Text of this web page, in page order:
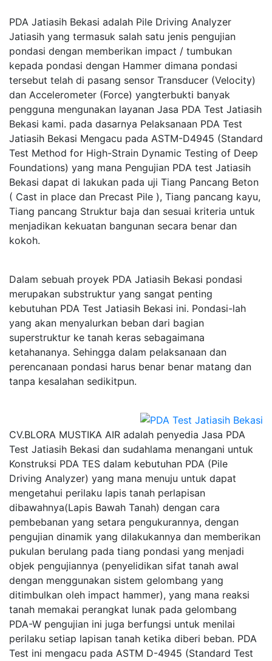
PDA Jatiasih Bekasi adalah Pile Driving Analyzer
Jatiasih yang termasuk salah satu jenis pengujian
pondasi dengan memberikan impact / tumbukan
kepada pondasi dengan Hammer dimana pondasi
tersebut telah di pasang sensor Transducer (Velocity)
dan Accelerometer (Force) yangterbukti banyak
pengguna mengunakan layanan Jasa PDA Test Jatiasih
Bekasi kami. pada dasarnya Pelaksanaan PDA Test
Jatiasih Bekasi Mengacu pada ASTM-D4945 (Standard
Test Method for High-Strain Dynamic Testing of Deep
Foundations) yang mana Pengujian PDA test Jatiasih
Bekasi dapat di lakukan pada uji Tiang Pancang Beton
( Cast in place dan Precast Pile ), Tiang pancang kayu,
Tiang pancang Struktur baja dan sesuai kriteria untuk
menjadikan kekuatan bangunan secara benar dan
kokoh.
Dalam sebuah proyek PDA Jatiasih Bekasi pondasi
merupakan substruktur yang sangat penting
kebutuhan PDA Test Jatiasih Bekasi ini. Pondasi-lah
yang akan menyalurkan beban dari bagian
superstruktur ke tanah keras sebagaimana
ketahananya. Sehingga dalam pelaksanaan dan
perencanaan pondasi harus benar benar matang dan
tanpa kesalahan sedikitpun.
CV.BLORA MUSTIKA AIR adalah penyedia Jasa PDA
Test Jatiasih Bekasi dan sudahlama menangani untuk
Konstruksi PDA TES dalam kebutuhan PDA (Pile
Driving Analyzer) yang mana menuju untuk dapat
mengetahui perilaku lapis tanah perlapisan
dibawahnya(Lapis Bawah Tanah) dengan cara
pembebanan yang setara pengukurannya, dengan
pengujian dinamik yang dilakukannya dan memberikan
pukulan berulang pada tiang pondasi yang menjadi
objek pengujiannya (penyelidikan sifat tanah awal
dengan menggunakan sistem gelombang yang
ditimbulkan oleh impact hammer), yang mana reaksi
tanah memakai perangkat lunak pada gelombang
PDA-W pengujian ini juga berfungsi untuk menilai
perilaku setiap lapisan tanah ketika diberi beban. PDA
Test ini mengacu pada ASTM D-4945 (Standard Test